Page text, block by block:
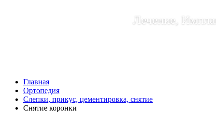
Лечение,
Главная
Ортопедия
Слепки, прикус, цементировка, снятие
Снятие коронки